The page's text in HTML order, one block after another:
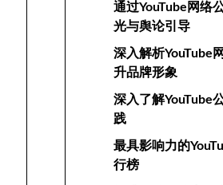
通过YouTube网络
光与舆论引导
深入解析YouTube
升品牌形象
深入了解YouTube
践
最具影响力的
行榜